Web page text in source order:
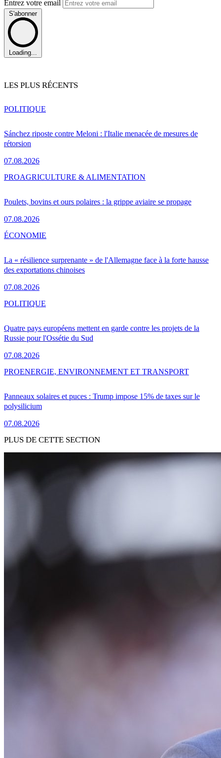
Entrez votre email
S'abonner
Loading...
LES PLUS RÉCENTS
Sánchez riposte contre Meloni : l'Italie menacée de mesures de
rétorsion
07.08.2026
POLITIQUE
Poulets, bovins et ours polaires : la grippe aviaire se propage
07.08.2026
PROAGRICULTURE & ALIMENTATION
La « résilience surprenante » de l'Allemagne face à la forte hausse
des exportations chinoises
07.08.2026
ÉCONOMIE
Quatre pays européens mettent en garde contre les projets de la
Russie pour l'Ossétie du Sud
07.08.2026
POLITIQUE
Panneaux solaires et puces : Trump impose 15% de taxes sur le
polysilicium
07.08.2026
PROENERGIE, ENVIRONNEMENT ET TRANSPORT
PLUS DE CETTE SECTION